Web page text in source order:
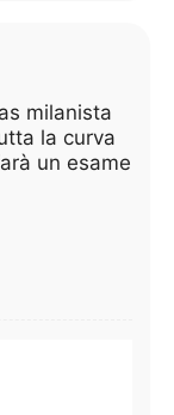
milanista
la curva
un esame